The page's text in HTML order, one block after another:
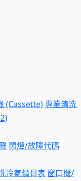
(Cassette)專業清洗
閃燈/故障代碼
冷氣價目表 窗口機/